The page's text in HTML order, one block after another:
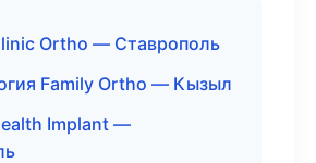
Ortho — Ставрополь
Family Ortho — Кызыл
Implant —